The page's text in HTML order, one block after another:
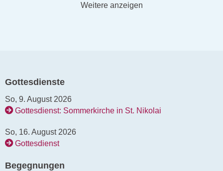
Weitere anzeigen
Gottesdienste
So, 9. August 2026
Gottesdienst: Sommerkirche in St. Nikolai
So, 16. August 2026
Gottesdienst
Begegnungen